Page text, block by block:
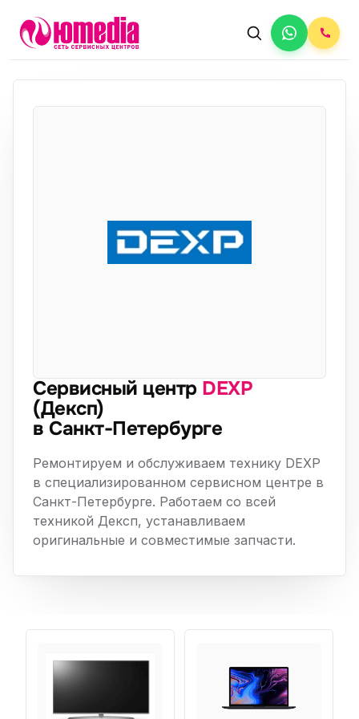
Сервисный центр DEXP
(Дексп)
в Санкт-Петербурге
Ремонтируем и обслуживаем технику DEXP
в специализированном сервисном центре в
Санкт-Петербурге. Работаем со всей
техникой Дексп, устанавливаем
оригинальные и совместимые запчасти.